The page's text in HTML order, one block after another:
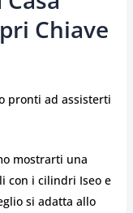
Chiave
pronti ad assisterti
mostrarti una
con i cilindri Iseo e
si adatta allo